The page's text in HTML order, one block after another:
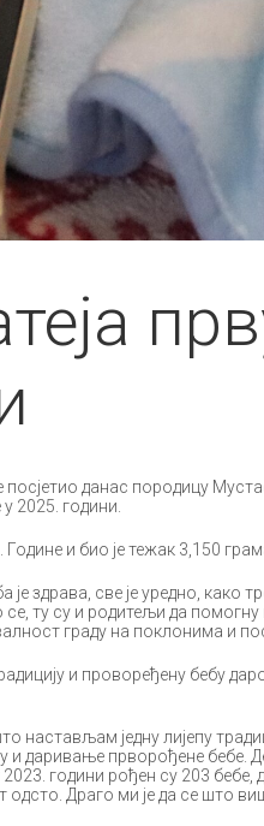
посјетио данас породицу
2025. години.
Године и био је тежак 3,150
здрава, све је уредно, како
ту су и родитељи да помогну
граду на поклонима и
и провоређену бебу
настављам једну лијепу
и даривање прворођене бебе.
2023. години рођен су 203
одсто. Драго ми је да се што